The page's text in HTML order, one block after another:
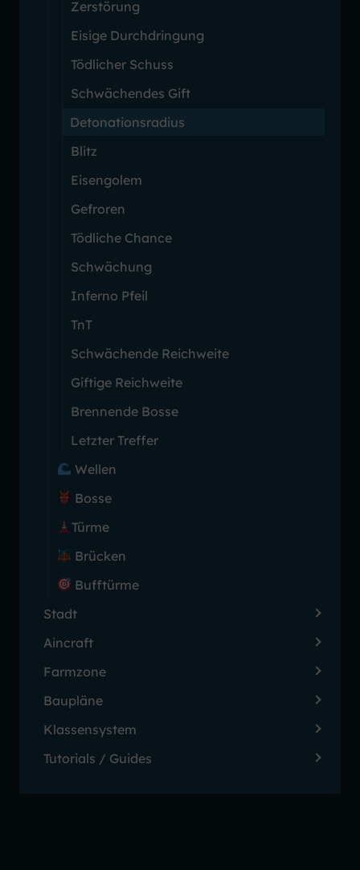
Zerstörung
Eisige Durchdringung
Tödlicher Schuss
Schwächendes Gift
Detonationsradius
Blitz
Eisengolem
Gefroren
Tödliche Chance
Schwächung
Inferno Pfeil
TnT
Schwächende Reichweite
Giftige Reichweite
Brennende Bosse
Letzter Treffer
Wellen
Bosse
Türme
Brücken
Bufftürme
Stadt
Aincraft
Farmzone
Baupläne
Klassensystem
Tutorials / Guides